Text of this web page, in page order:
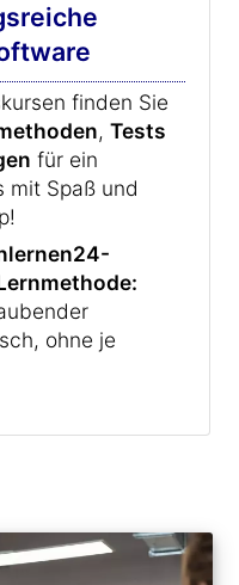
finden Sie
, Tests
für ein
mit Spaß und
ohne je